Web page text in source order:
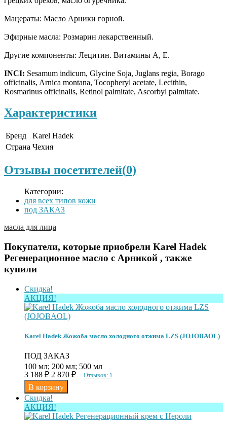
Мацераты: Масло Арники горной.
Эфирные масла: Розмарин лекарственный.
Другие компоненты: Лецитин. Витамины А, Е.
INCI: Sesamum indicum, Glycine Soja, Juglans regia, Borago
officinalis, Arnica montana, Tocopheryl acetate, Lecithin,
Rosmarinus officinalis, Retinol palmitate, Ascorbyl palmitate.
Характеристики
Бренд
Karel Hadek
Страна Чехия
Отзывы посетителей(0)
Категории:
для всех типов кожи
под ЗАКАЗ
масла для лица
Покупатели, которые приобрели Karel Hadek
Регенерационное масло с Арникой , также
купили
Скидка!
АКЦИЯ!
Karel Hadek Жожоба масло холодного отжима LZS (JOJOBAOL)
ПОД ЗАКАЗ
100 мл; 200 мл; 500 мл
3 188 ₽ 2 870 ₽ Отзывов: 1
Скидка!
АКЦИЯ!